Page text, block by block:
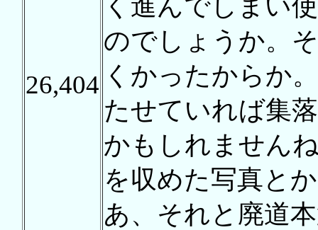
26,404
く進んでしまい
のでしょうか。
くかったからか
たせていれば集
かもしれません
を収めた写真と
あ、それと廃道